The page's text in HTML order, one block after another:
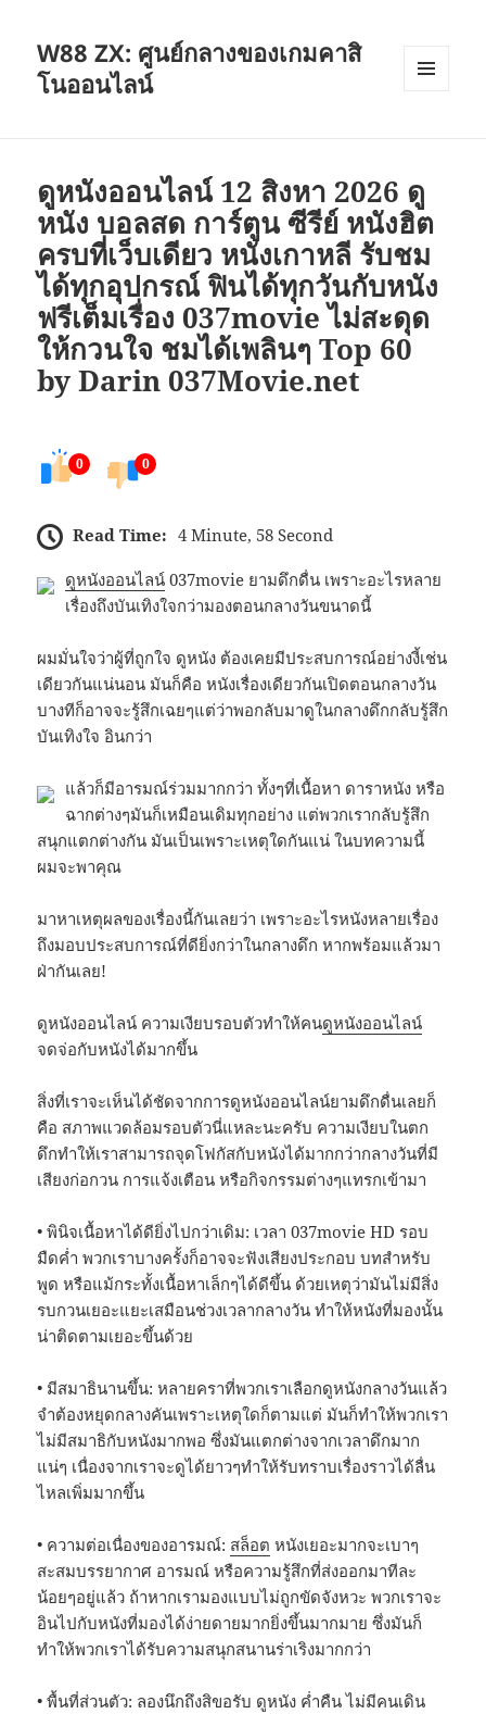
W88 ZX: ศูนย์กลางของเกมคาสิ
โนออนไลน์
ดูหนังออนไลน์ 12 สิงหา 2026 ดู
หนัง บอลสด การ์ตูน ซีรีย์ หนังฮิต
ครบที่เว็บเดียว หนังเกาหลี รับชม
ได้ทุกอุปกรณ์ ฟินได้ทุกวันกับหนัง
ฟรีเต็มเรื่อง 037movie ไม่สะดุด
ให้กวนใจ ชมได้เพลินๆ Top 60
by Darin 037Movie.net
0 0
Read Time: 4 Minute, 58 Second
ดูหนังออนไลน์ 037movie ยามดึกดื่น เพราะอะไรหลาย
เรื่องถึงบันเทิงใจกว่ามองตอนกลางวันขนาดนี้
ผมมั่นใจว่าผู้ที่ถูกใจ ดูหนัง ต้องเคยมีประสบการณ์อย่างงี้เช่น
เดียวกันแน่นอน มันก็คือ หนังเรื่องเดียวกันเปิดตอนกลางวัน
บางทีก็อาจจะรู้สึกเฉยๆแต่ว่าพอกลับมาดูในกลางดึกกลับรู้สึก
บันเทิงใจ อินกว่า
แล้วก็มีอารมณ์ร่วมมากกว่า ทั้งๆที่เนื้อหา ดาราหนัง หรือ
ฉากต่างๆมันก็เหมือนเดิมทุกอย่าง แต่พวกเรากลับรู้สึก
สนุกแตกต่างกัน มันเป็นเพราะเหตุใดกันแน่ ในบทความนี้
ผมจะพาคุณ
มาหาเหตุผลของเรื่องนี้กันเลยว่า เพราะอะไรหนังหลายเรื่อง
ถึงมอบประสบการณ์ที่ดียิ่งกว่าในกลางดึก หากพร้อมแล้วมา
ฝ่ากันเลย!
ดูหนังออนไลน์ ความเงียบรอบตัวทำให้คนดูหนังออนไลน์
จดจ่อกับหนังได้มากขึ้น
สิ่งที่เราจะเห็นได้ชัดจากการดูหนังออนไลน์ยามดึกดื่นเลยก็
คือ สภาพแวดล้อมรอบตัวนี่แหละนะครับ ความเงียบในตก
ดึกทำให้เราสามารถจุดโฟกัสกับหนังได้มากกว่ากลางวันที่มี
เสียงก่อกวน การแจ้งเตือน หรือกิจกรรมต่างๆแทรกเข้ามา
• พินิจเนื้อหาได้ดียิ่งไปกว่าเดิม: เวลา 037movie HD รอบ
มืดค่ำ พวกเราบางครั้งก็อาจจะฟังเสียงประกอบ บทสำหรับ
พูด หรือแม้กระทั้งเนื้อหาเล็กๆได้ดีขึ้น ด้วยเหตุว่ามันไม่มีสิ่ง
รบกวนเยอะแยะเสมือนช่วงเวลากลางวัน ทำให้หนังที่มองนั้น
น่าติดตามเยอะขึ้นด้วย
• มีสมาธินานขึ้น: หลายคราที่พวกเราเลือกดูหนังกลางวันแล้ว
จำต้องหยุดกลางคันเพราะเหตุใดก็ตามแต่ มันก็ทำให้พวกเรา
ไม่มีสมาธิกับหนังมากพอ ซึ่งมันแตกต่างจากเวลาดึกมาก
แน่ๆ เนื่องจากเราจะดูได้ยาวๆทำให้รับทราบเรื่องราวได้ลื่น
ไหลเพิ่มมากขึ้น
• ความต่อเนื่องของอารมณ์: สล็อต หนังเยอะมากจะเบาๆ
สะสมบรรยากาศ อารมณ์ หรือความรู้สึกที่ส่งออกมาทีละ
น้อยๆอยู่แล้ว ถ้าหากเรามองแบบไม่ถูกขัดจังหวะ พวกเราจะ
อินไปกับหนังที่มองได้ง่ายดายมากยิ่งขึ้นมากมาย ซึ่งมันก็
ทำให้พวกเราได้รับความสนุกสนานร่าเริงมากกว่า
• พื้นที่ส่วนตัว: ลองนึกถึงสิขอรับ ดูหนัง ค่ำคืน ไม่มีคนเดิน